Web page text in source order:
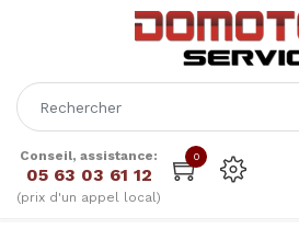
Conseil, assistance:
05 63 03 61 12
(prix d'un appel local)
0